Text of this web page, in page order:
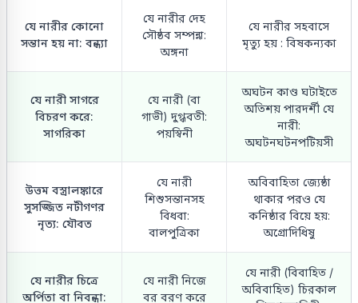
যে নারীর কোনো
সন্তান হয় না: বন্ধ্যা
যে নারীর দেহ
সৌষ্ঠব সম্পন্না:
অঙ্গনা
যে নারীর সহবাসে
মৃত্যু হয় : বিষকন্যকা
যে নারী সাগরে
বিচরণ করে:
সাগরিকা
যে নারী (বা
গাভী) দুগ্ধবতী:
পয়স্বিনী
অঘটন কাণ্ড ঘটাইতে
অতিশয় পারদর্শী যে
নারী:
অঘটনঘটনপটিয়সী
উত্তম বস্ত্রালঙ্কারে
সুসজ্জিত নটীগণর
নৃত্য: যৌবত
যে নারী
শিশুসন্তানসহ
বিধবা:
বালপুত্রিকা
অবিবাহিতা জ্যেষ্ঠা
থাকার পরও যে
কনিষ্ঠার বিয়ে হয়:
অগ্রোদিধিষু
যে নারীর চিত্রে
অর্পিতা বা নিবন্ধা:
যে নারী নিজে
বর বরণ করে
যে নারী (বিবাহিত /
অবিবাহিত) চিরকাল